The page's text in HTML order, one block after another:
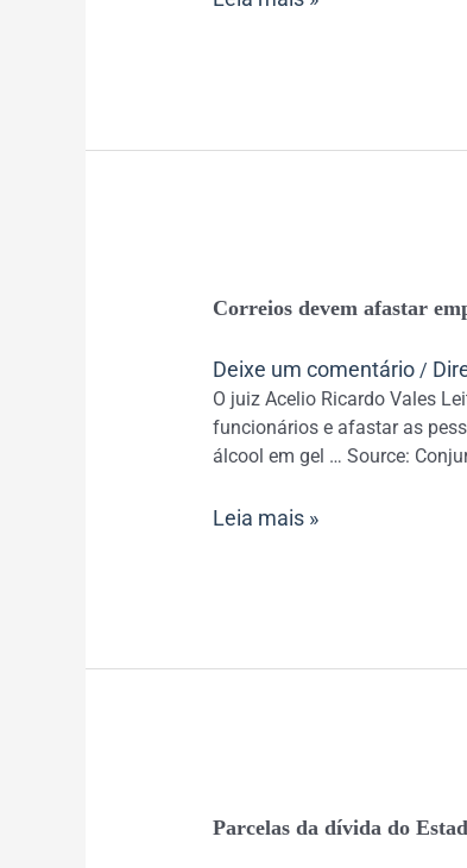
Correios devem afastar
Deixe um comentário /
O juiz Acelio Ricardo Vales
funcionários e afastar as
álcool em gel … Source:
Correios
devem
empregados
no
grupo
de
da
Leia mais »
Parcelas da dívida do
da